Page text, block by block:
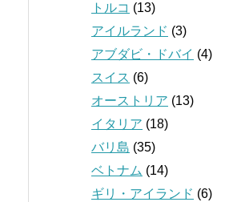
トルコ (13)
アイルランド (3)
アブダビ・ドバイ (4)
スイス (6)
オーストリア (13)
イタリア (18)
バリ島 (35)
ベトナム (14)
ギリ・アイランド (6)